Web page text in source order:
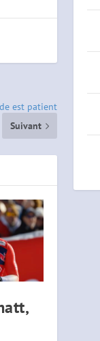
est patient
Suivant